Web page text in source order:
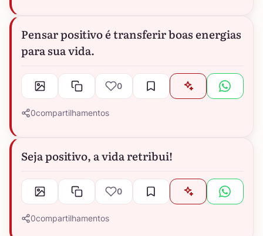
Pensar positivo é transferir boas energias
para sua vida.
0
0compartilhamentos
Seja positivo, a vida retribui!
0
0compartilhamentos